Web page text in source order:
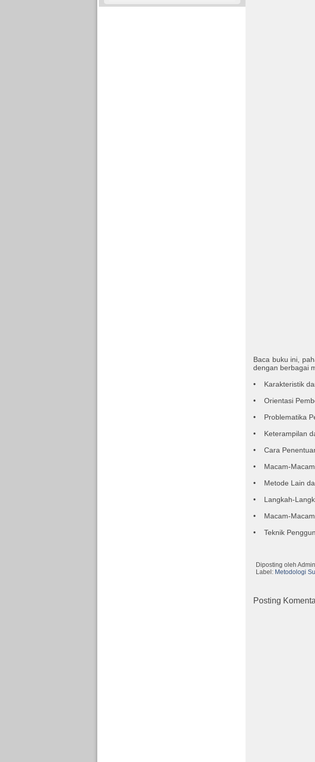
Baca buku ini,
dengan berbagai
• Karakteristik
• Orientasi
• Problematika
• Keterampilan
• Cara
• Macam-Macam
• Metode Lain
• Langkah-
• Macam-Macam
• Teknik
Diposting oleh Admin
Label: Metodologi
Posting